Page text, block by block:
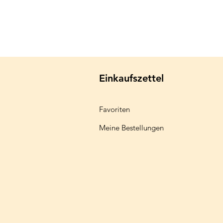
Einkaufszettel
Favoriten
Meine Bestellungen